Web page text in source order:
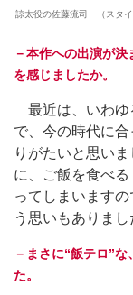
諒太役の佐藤流司 （スタ
－本作への出演が
を感じましたか。
最近は、いわゆ
で、今の時代に
りがたいと思い
に、ご飯を食べ
ってしまいます
う思いもありまし
－まさに“飯テロ”
た。